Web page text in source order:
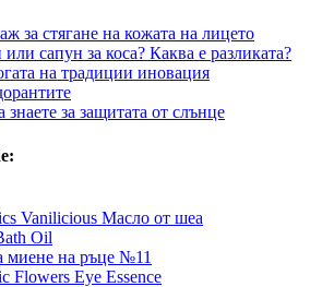
за стягане на кожата на лицето
сапун за коса? Каква е разликата?
на традиции иновация
знаете за защитата от слънце
Vanilicious Масло от шеа
Oil
миене на ръце №11
Flowers Eye Essence